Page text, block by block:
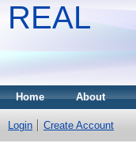
REAL
Home About
Login Create Account